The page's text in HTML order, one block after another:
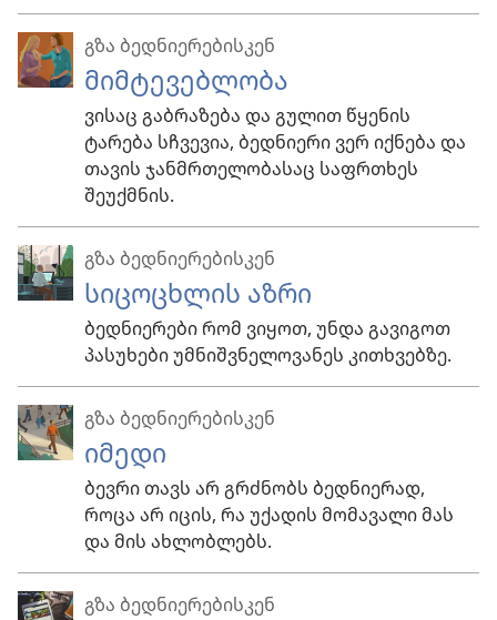
გზა ბედნიერებისკენ
მიმტევებლობა
ვისაც გაბრაზება და გულით წყენის
ტარება სჩვევია, ბედნიერი ვერ იქნება და
თავის ჯანმრთელობასაც საფრთხეს
შეუქმნის.
გზა ბედნიერებისკენ
სიცოცხლის აზრი
ბედნიერები რომ ვიყოთ, უნდა გავიგოთ
პასუხები უმნიშვნელოვანეს კითხვებზე.
გზა ბედნიერებისკენ
იმედი
ბევრი თავს არ გრძნობს ბედნიერად,
როცა არ იცის, რა უქადის მომავალი მას
და მის ახლობლებს.
გზა ბედნიერებისკენ